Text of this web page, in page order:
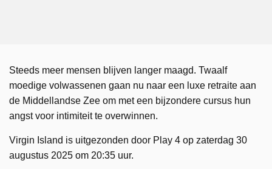
Steeds meer mensen blijven langer maagd. Twaalf
moedige volwassenen gaan nu naar een luxe retraite aan
de Middellandse Zee om met een bijzondere cursus hun
angst voor intimiteit te overwinnen.
Virgin Island is uitgezonden door Play 4 op zaterdag 30
augustus 2025 om 20:35 uur.